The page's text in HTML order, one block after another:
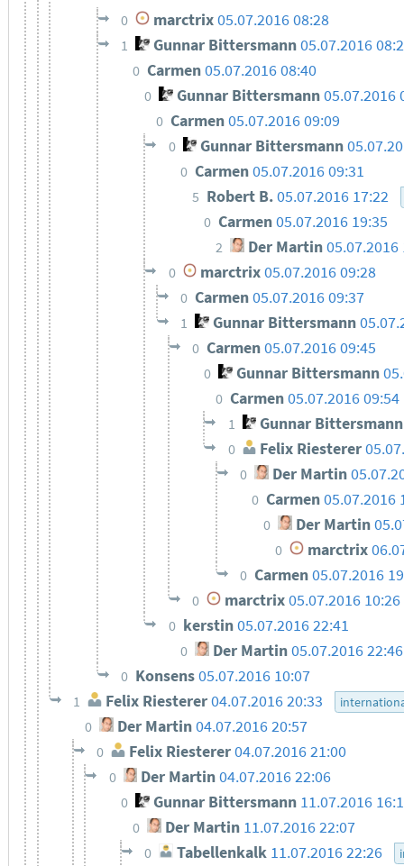
0 marctrix 05.07.2016 08:28
1 Gunnar Bittersmann 05.07.2016
0 Carmen05.07.2016 08:40
0 Gunnar Bittersmann05.07.2016
0 Carmen05.07.2016 09:09
0 Gunnar Bittersmann
0 Carmen05.07.2016 09:31
5 Robert B.05.07.2016 17:22
0 Carmen05.07.2016 19:35
2 Der Martin
0 marctrix05.07.2016 09:28
0 Carmen05.07.2016 09:37
1 Gunnar Bittersmann
0 Carmen05.07.2016 09:45
0 Gunnar Bittersmann
0 Carmen05.07.2016 09:54
1 Gunnar Bittersmann
0 Felix Riesterer
0 Der Martin
0 Carmen05.07.2016
0 Der Martin
0 marctrix
0 Carmen05.07.2016
0 marctrix05.07.2016 10:26
0 kerstin05.07.2016 22:41
0 Der Martin 05.07.2016 22:46
0 Konsens05.07.2016 10:07
1 Felix Riesterer04.07.2016 20:33
0 Der Martin04.07.2016 20:57
0 Felix Riesterer04.07.2016 21:00
0 Der Martin04.07.2016 22:06
0 Gunnar Bittersmann 11.07.2016
0 Der Martin 11.07.2016 22:07
0 Tabellenkalk 11.07.2016 22:26